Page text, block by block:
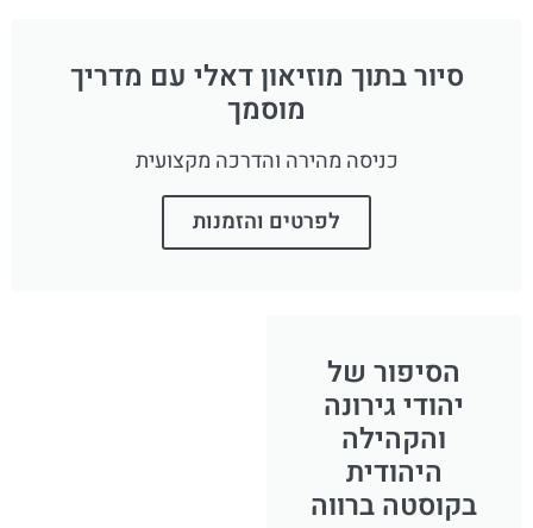
סיור בתוך מוזיאון דאלי עם מדריך
מוסמך
כניסה מהירה והדרכה מקצועית
לפרטים והזמנות
הסיפור של
יהודי גירונה
והקהילה
היהודית
בקוסטה ברווה